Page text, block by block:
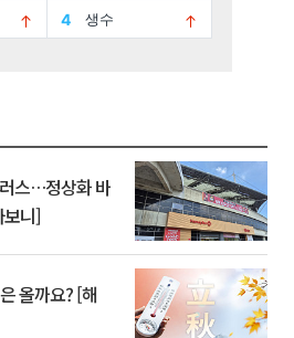
스…정상화 바
보니]
올까요? [해